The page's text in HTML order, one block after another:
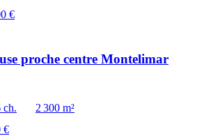
€
proche centre Montelimar
ch.
2 300 m²
€